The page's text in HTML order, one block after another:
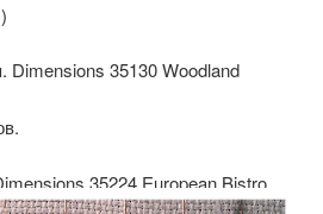
Dimensions 35130 Woodland
35224 European Bistro.